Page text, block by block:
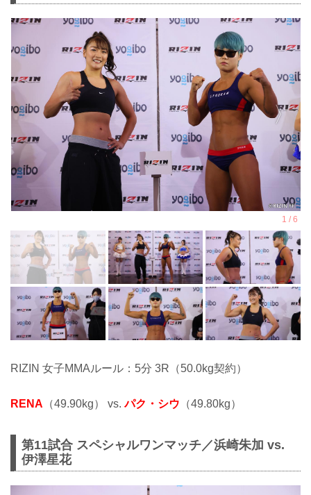
RIZIN 女子MMAルール：5分 3R（50.0kg契約）
RENA （49.90kg） vs.パク・シウ （49.80kg）
第11試合 スペシャルワンマッチ／浜崎朱加 vs.
伊澤星花